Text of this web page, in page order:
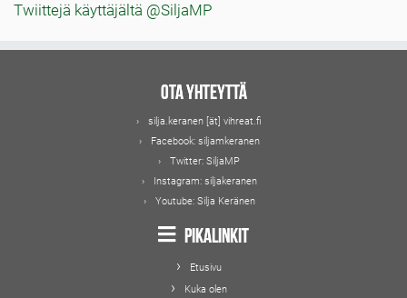
Twiittejä käyttäjältä @SiljaMP
Ota yhteyttä
silja.keranen [ät] vihreat.fi
Facebook: siljamkeranen
Twitter: SiljaMP
Instagram: siljakeranen
Youtube: Silja Keränen
Pikalinkit
Etusivu
Kuka olen